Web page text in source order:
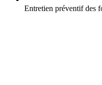
Entretien préventif des